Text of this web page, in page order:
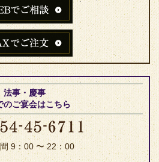
法事・慶事
のご宴会はこちら
9：00 〜 22：00